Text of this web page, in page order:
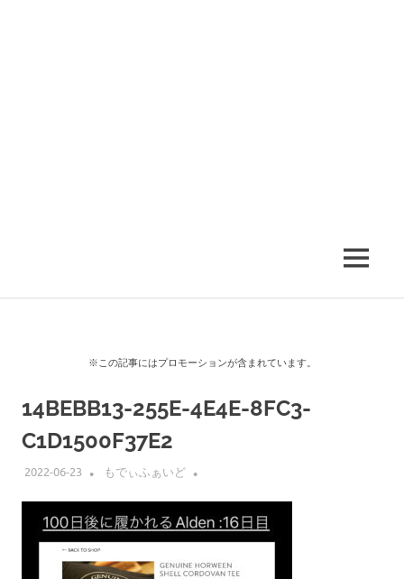
MENU
※この記事にはプロモーションが含まれています。
14BEBB13-255E-4E4E-8FC3-
C1D1500F37E2
2022-06-23 もでぃふぁいど